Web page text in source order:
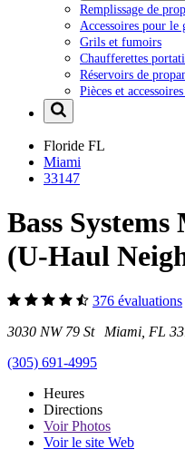
Remplissage de
Accessoires pour le
Grils et fumoirs
Chaufferettes
Réservoirs de
Pièces et
Floride FL
Miami
33147
Bass
(U-Haul
376 évaluations
3030 NW 79 St Miami, FL
(305) 691-4995
Heures
Directions
VoirPhotos
Voir le site Web